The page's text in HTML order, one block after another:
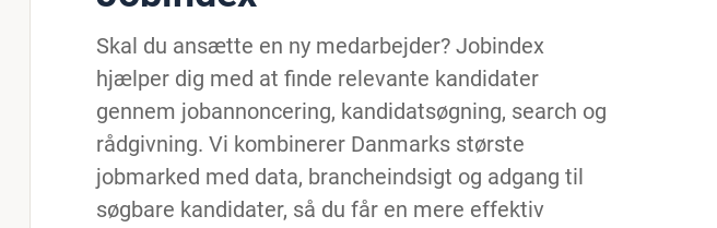
Skal du ansætte en ny medarbejder? Jobindex
hjælper dig med at finde relevante kandidater
gennem jobannoncering, kandidatsøgning, search og
rådgivning. Vi kombinerer Danmarks største
jobmarked med data, brancheindsigt og adgang til
søgbare kandidater, så du får en mere effektiv